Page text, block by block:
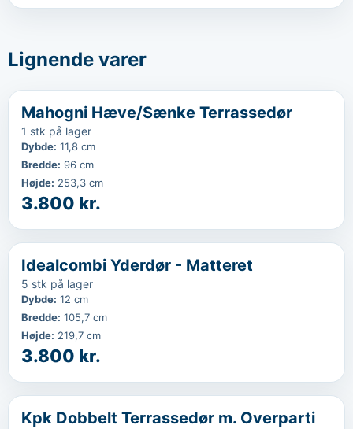
Lignende varer
‹
Mahogni Hæve/Sænke Terrassedør
1 stk på lager
Dybde: 11,8 cm
Bredde: 96 cm
Højde: 253,3 cm
3.800 kr.
‹
Idealcombi Yderdør - Matteret
5 stk på lager
Dybde: 12 cm
Bredde: 105,7 cm
Højde: 219,7 cm
3.800 kr.
‹
Kpk Dobbelt Terrassedør m. Overparti